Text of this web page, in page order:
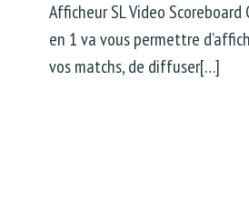
Afficheur SL Video
en 1 va vous permettre
vos matchs, de diffuser[…]